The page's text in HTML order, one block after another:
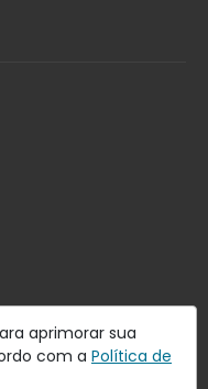
aprimorar sua
com a Política de